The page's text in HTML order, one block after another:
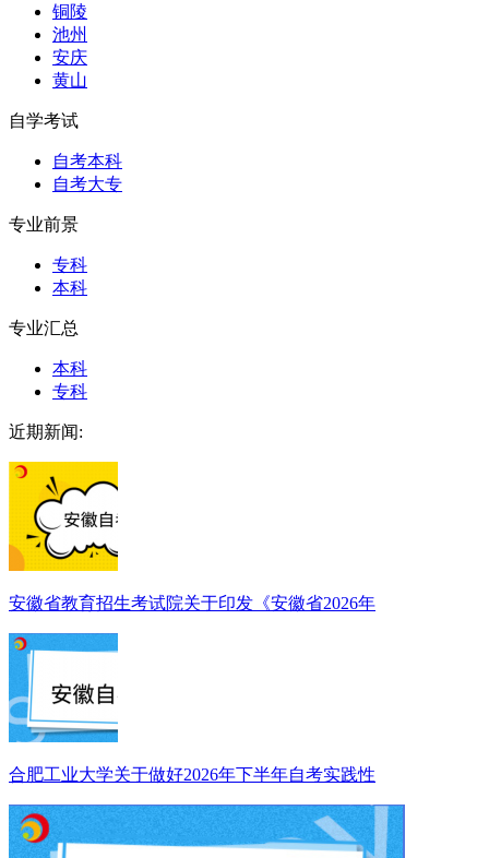
铜陵
池州
安庆
黄山
自学考试
自考本科
自考大专
专业前景
专科
本科
专业汇总
本科
专科
近期新闻:
安徽省教育招生考试院关于印发《安徽省2026年
合肥工业大学关于做好2026年下半年自考实践性